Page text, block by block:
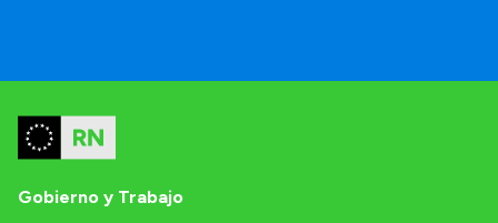
Gobierno y Trabajo